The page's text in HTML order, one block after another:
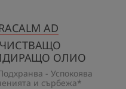
AD
ОЛИО
- Успокоява
и сърбежа*